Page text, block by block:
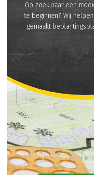
Op zoek naar een
te beginnen? Wij
gemaakt